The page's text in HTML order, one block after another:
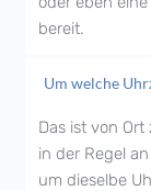
bereit.
Um welche
Das ist von
in der Regel
um dieselbe